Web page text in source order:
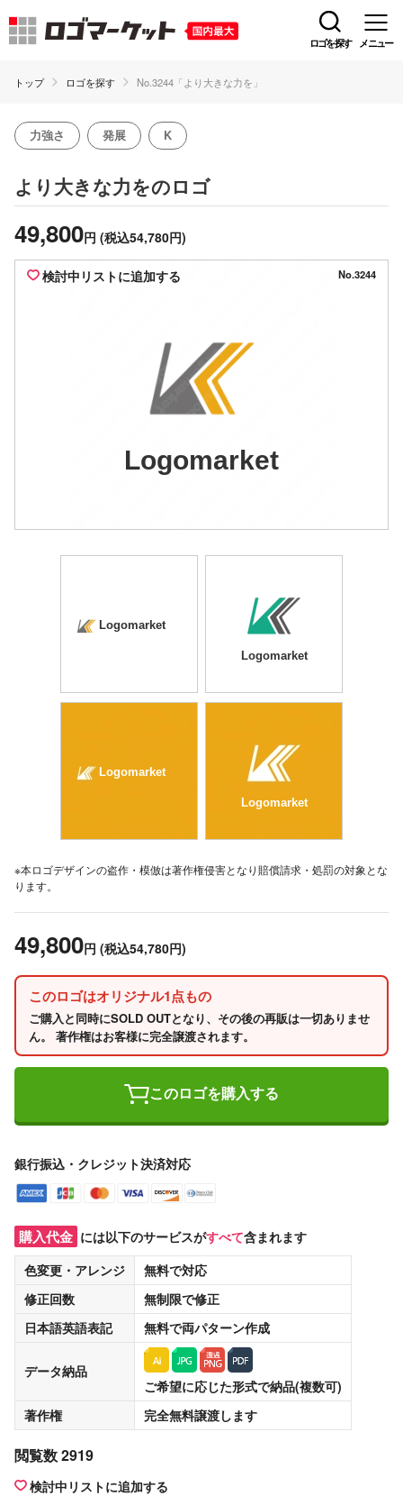
ロゴを探す メニュー
トップ ロゴを探す No.3244「より大きな力を」
力強さ 発展 K
より大きな力をのロゴ
49,800円 (税込54,780円)
検討中リストに追加する No.3244
Logomarket
Logomarket
Logomarket
Logomarket
Logomarket
※本ロゴデザインの盗作・模倣は著作権侵害となり賠償請求・処罰の対象とな
ります。
49,800円 (税込54,780円)
このロゴはオリジナル1点もの
ご購入と同時にSOLD OUTとなり、その後の再販は一切ありませ
ん。 著作権はお客様に完全譲渡されます。
このロゴを購入する
銀行振込・クレジット決済対応
購入代金 には以下のサービスがすべて含まれます
色変更・アレンジ
無料で対応
修正回数
無制限で修正
日本語英語表記
無料で両パターン作成
データ納品
ご希望に応じた形式で納品(複数可)
著作権
完全無料譲渡します
閲覧数 2919
検討中リストに追加する